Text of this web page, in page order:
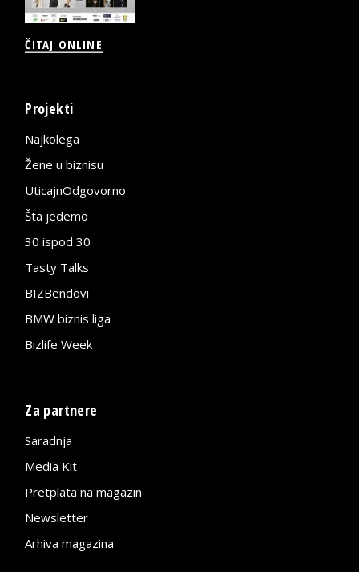
ČITAJ ONLINE
Projekti
Najkolega
Žene u biznisu
UticajnOdgovorno
Šta jedemo
30 ispod 30
Tasty Talks
BIZBendovi
BMW biznis liga
Bizlife Week
Za partnere
Saradnja
Media Kit
Pretplata na magazin
Newsletter
Arhiva magazina